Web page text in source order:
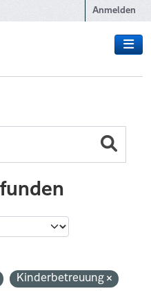
Anmelden
Kinderbetreuung